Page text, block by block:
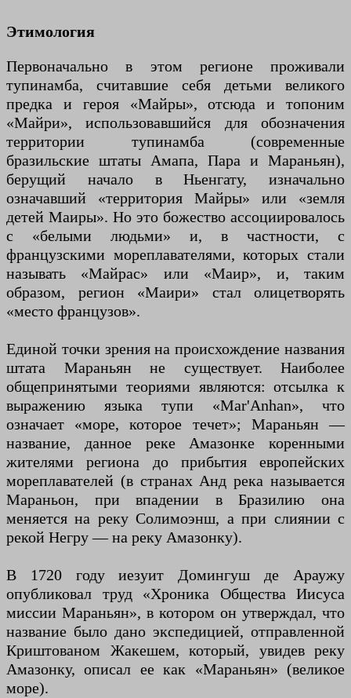
Этимология
Первоначально в этом регионе проживали
тупинамба, считавшие себя детьми великого
предка и героя «Майры», отсюда и топоним
«Майри», использовавшийся для обозначения
территории тупинамба (современные
бразильские штаты Амапа, Пара и Мараньян),
берущий начало в Ньенгату, изначально
означавший «территория Майры» или «земля
детей Маиры». Но это божество ассоциировалось
с «белыми людьми» и, в частности, с
французскими мореплавателями, которых стали
называть «Майрас» или «Маир», и, таким
образом, регион «Маири» стал олицетворять
«место французов».
Единой точки зрения на происхождение названия
штата Мараньян не существует. Наиболее
общепринятыми теориями являются: отсылка к
выражению языка тупи «Mar'Anhan», что
означает «море, которое течет»; Мараньян —
название, данное реке Амазонке коренными
жителями региона до прибытия европейских
мореплавателей (в странах Анд река называется
Мараньон, при впадении в Бразилию она
меняется на реку Солимоэнш, а при слиянии с
рекой Негру — на реку Амазонку).
В 1720 году иезуит Домингуш де Араужу
опубликовал труд «Хроника Общества Иисуса
миссии Мараньян», в котором он утверждал, что
название было дано экспедицией, отправленной
Криштованом Жакешем, который, увидев реку
Амазонку, описал ее как «Мараньян» (великое
море).